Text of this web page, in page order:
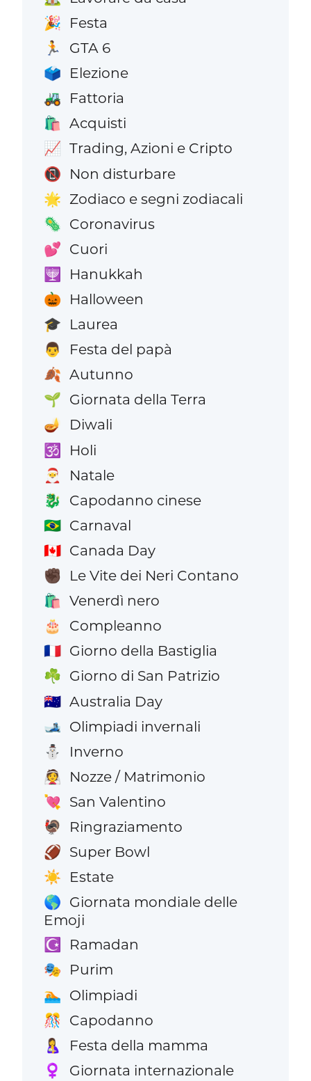
🎉 Festa
🏃 GTA 6
🗳️ Elezione
🚜 Fattoria
🛍️ Acquisti
📈 Trading, Azioni e Cripto
📵 Non disturbare
🌟 Zodiaco e segni zodiacali
🦠 Coronavirus
💕 Cuori
🕎 Hanukkah
🎃 Halloween
🎓 Laurea
👨 Festa del papà
🍂 Autunno
🌱 Giornata della Terra
🪔 Diwali
🕉️ Holi
🎅 Natale
🐉 Capodanno cinese
🇧🇷 Carnaval
🇨🇦 Canada Day
✊🏿 Le Vite dei Neri Contano
🛍️ Venerdì nero
🎂 Compleanno
🇫🇷 Giorno della Bastiglia
☘️ Giorno di San Patrizio
🇦🇺 Australia Day
🎿 Olimpiadi invernali
⛄ Inverno
👰 Nozze / Matrimonio
💘 San Valentino
🦃 Ringraziamento
🏈 Super Bowl
☀️ Estate
🌎 Giornata mondiale delle
Emoji
☪️ Ramadan
🎭 Purim
🏊 Olimpiadi
🎊 Capodanno
🤱 Festa della mamma
♀️
Giornata internazionale